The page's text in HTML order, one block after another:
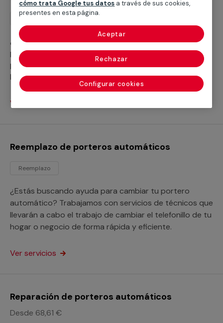
Mantenimiento
¿Quieres llevar a cabo los mantenimientos de tus
porteros automáticos? Trabajamos con servicios
profesionales que se encargarán del mantenimiento de
los videoporteros de tu hogar, tu negocio o tu
comunidad de vecinos.
Ver servicios
Reemplazo de porteros automáticos
Reemplazo
¿Estás buscando ayuda para cambiar tu portero
automático? Trabajamos con servicios de técnicos que
llevarán a cabo el trabajo de cambiar el telefonillo de tu
hogar o negocio de forma rápida y eficiente.
Ver servicios
Reparación de porteros automáticos
Desde 68,61 €
cómo trata Google tus datos a través de sus cookies,
presentes en esta página.
Configurar cookies
Rechazar
Aceptar